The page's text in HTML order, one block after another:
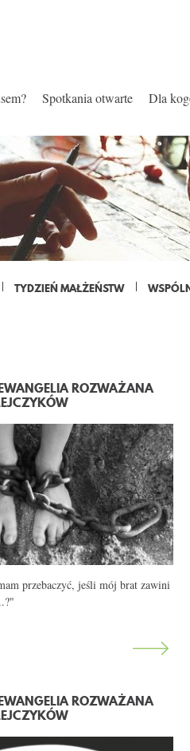
Spotkania otwarte Dla
TYDZIEŃ MAŁŻEŃSTW
ROZWAŻANA
przebaczyć, jeśli mój brat zawini
ROZWAŻANA